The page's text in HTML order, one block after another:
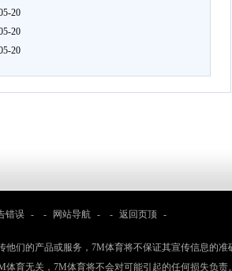
20
20
20
错误 - - 网站导航 - - 返回页顶 -
们的产品或服务，7M体育将不保证其宣传信息的准
育无关，7M体育将不会对可能引起的任何损失负责。